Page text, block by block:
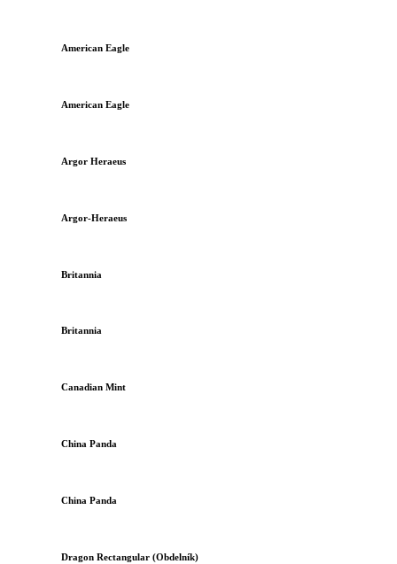
American Eagle
American Eagle
Argor Heraeus
Argor-Heraeus
Britannia
Britannia
Canadian Mint
China Panda
China Panda
Dragon Rectangular (Obdelník)